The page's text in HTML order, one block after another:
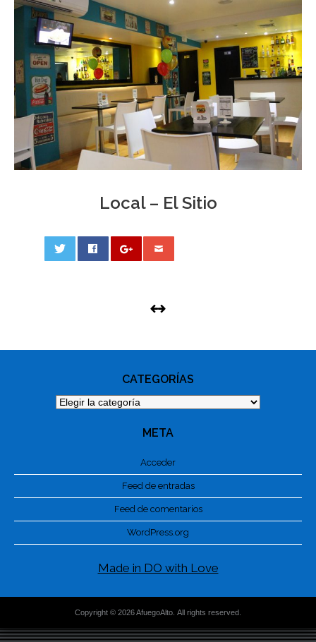
Local – El Sitio
CATEGORÍAS
Categorías
META
Acceder
Feed de entradas
Feed de comentarios
WordPress.org
Made in DO with Love
Copyright © 2026 AfuegoAlto. All rights reserved.